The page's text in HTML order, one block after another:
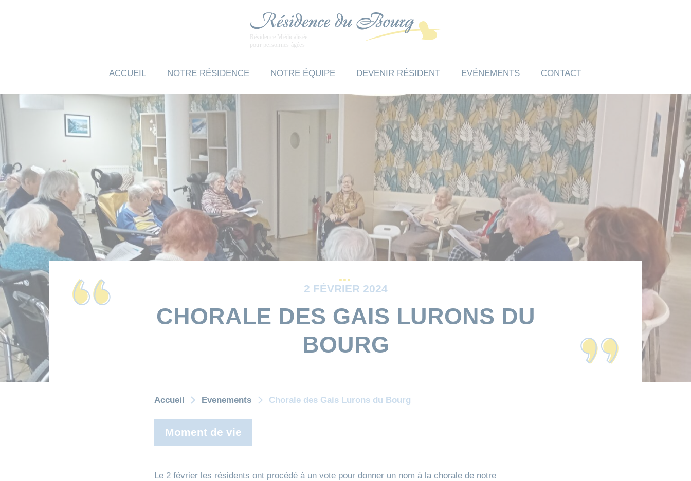
ACCUEIL NOTRE RÉSIDENCE NOTRE ÉQUIPE DEVENIR RÉSIDENT EVÉNEMENTS CONTACT
2 FÉVRIER 2024
CHORALE DES GAIS LURONS DU
BOURG
Accueil Evenements Chorale des Gais Lurons du Bourg
Moment de vie
Le 2 février les résidents ont procédé à un vote pour donner un nom à la chorale de notre